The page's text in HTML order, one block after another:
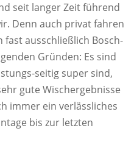
seit langer Zeit führend
Denn auch privat fahren
fast ausschließlich Bosch-
Gründen: Es sind
seitig super sind,
gute Wischergebnisse
immer ein verlässliches
bis zur letzten